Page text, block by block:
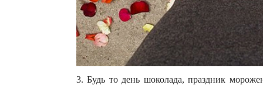
3. Будь то день шоколада, праздник